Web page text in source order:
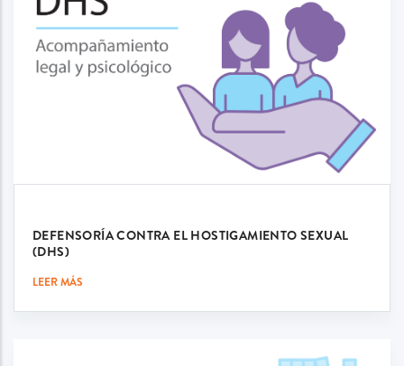
DEFENSORÍA CONTRA EL HOSTIGAMIENTO SEXUAL
(DHS)
LEER MÁS